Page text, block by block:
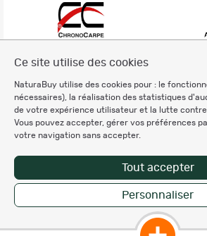
Ce site utilise des cookies
NaturaBuy utilise des cookies pour : le
nécessaires), la réalisation des statistiques
de votre expérience utilisateur et la lutte contre
Vous pouvez accepter, gérer vos préférences
votre navigation sans accepter.
Tout accepter
Personnaliser
Charte éthique
Mentions légales
Règlement & Conditions d'utilisation
Politique de protection
des données personnelles
Personnalisation des cookies
Copyright © 2007-2026 NaturaBuy. Tous droits
Les marques commerciales mentionnées
respectifs in 0.051 s